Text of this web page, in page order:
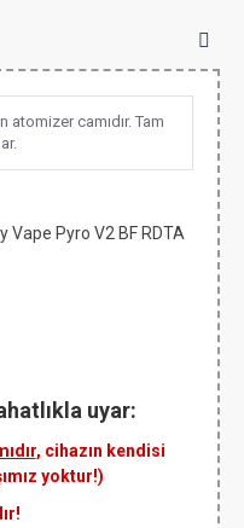
atomizer camıdır. Tam
Vape Pyro V2 BF RDTA
uyar:
, cihazın kendisi
yoktur!)